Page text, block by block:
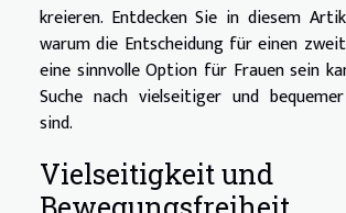
kreieren. Entdecken Sie in diesem
warum die Entscheidung für einen
eine sinnvolle Option für Frauen sein
Suche nach vielseitiger und
sind.
Vielseitigkeit und